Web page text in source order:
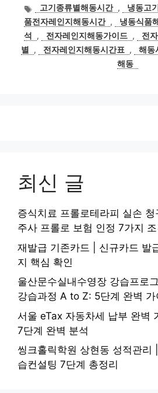
태
그
고기종류별해동시간 , 냉동고
품전자레인지해동시간 , 냉동식품
석
, 전자레인지해동가이드 ,
전
별
, 전자레인지해동시간표 , 해동
해동
최신 글
증식치료 프롤로테라피 실손
주사 프롤로 보험 인정 7가지
재발급 기존카드 | 신규카드 발
지 핵심 확인
울산문수실내수영장 강습프로
강습과정 A to Z: 5단계 완벽 가
서울 eTax 자동차세 납부 완벽
7단계 완벽 분석
씽크홀릭학원 상현동 성적관리
습컨설팅 7단계 총정리